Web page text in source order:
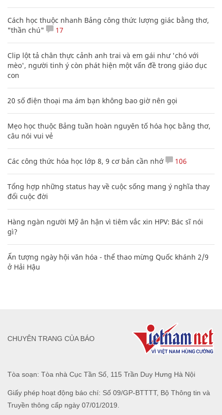
Cách học thuộc nhanh Bảng công thức lượng giác bằng thơ,
"thần chú"
17
Clip lột tả chân thực cảnh anh trai và em gái như 'chó với
mèo', người tinh ý còn phát hiện một vấn đề trong giáo dục
con
20 số điện thoại ma ám bạn không bao giờ nên gọi
Mẹo học thuộc Bảng tuần hoàn nguyên tố hóa học bằng thơ,
câu nói vui vẻ
Các công thức hóa học lớp 8, 9 cơ bản cần nhớ 106
Tổng hợp những status hay về cuộc sống mang ý nghĩa thay
đổi cuộc đời
Hàng ngàn người Mỹ ân hận vì tiêm vắc xin HPV: Bác sĩ nói
gì?
Ấn tượng ngày hội văn hóa - thể thao mừng Quốc khánh 2/9
ở Hải Hậu
Tòa soạn: Tòa nhà Cục Tần Số, 115 Trần Duy Hưng Hà Nội
Giấy phép hoạt động báo chí: Số 09/GP-BTTTT, Bộ Thông tin và
Truyền thông cấp ngày 07/01/2019.
CHUYÊN TRANG CỦA BÁO